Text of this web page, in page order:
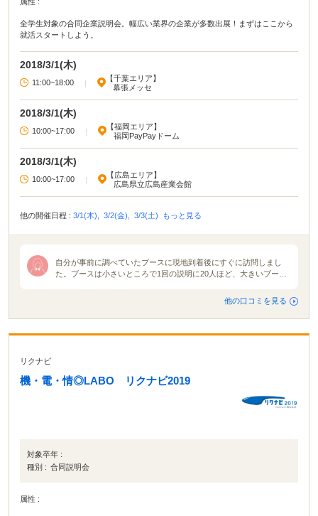
全学生対象の合同企業説明会。幅広い業界の企業が多数出展！まずはここから
就活スタートしよう。
2018/3/1(木)
11:00~18:00 |
【千葉エリア】
幕張メッセ
2018/3/1(木)
10:00~17:00 |
【福岡エリア】
福岡PayPayドーム
2018/3/1(木)
10:00~17:00 |
【広島エリア】
広島県立広島産業会館
他の開催日程 : 3/1(木), 3/2(金), 3/3(土) もっと見る
自分が事前に調べていたブースに現地到着後にすぐに訪問しまし
た。ブースは小さいところで1回の説明に20人ほど、大きいブース
りますが30分前後だった気がします。なかなか難しいかもしれませ
んが人事の方と直接話せるのがよかったです。各社ごとにパワーポ
イントを用いて説明してくださるので自分が必要だと思ったことを
ではさみながらブースを回りました。
他の口コミを見る
リクナビ
機・電・情◎LABO リクナビ2019
対象卒年 :
種別 : 合同説明会
属性 :